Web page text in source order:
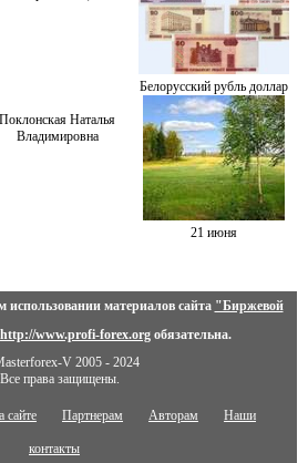
Белорусский рубль доллар
Поклонская Наталья
Владимировна
21 июня
материалов сайта "Биржевой
http://www.profi-forex.orgобязательна.
V 2005 - 2024
Все права защищены.
сайте Партнерам Авторам Наши
контакты